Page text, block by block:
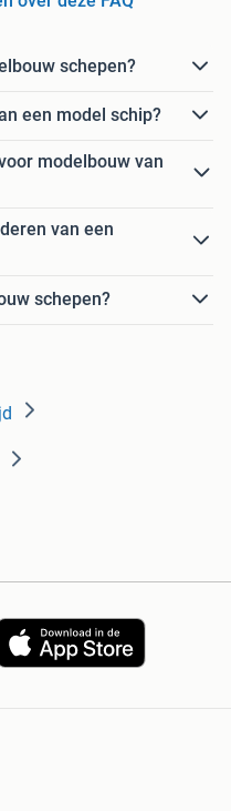
schepen?
een model schip?
modelbouw van
van een
schepen?